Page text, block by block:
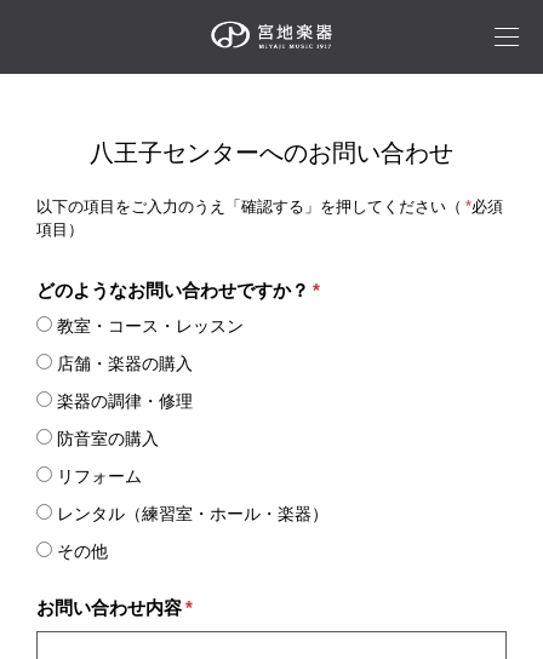
八王子センターへのお問い合わせ
以下の項目をご入力のうえ「確認する」を押してください（ *必須
項目）
どのようなお問い合わせですか？ *
教室・コース・レッスン
店舗・楽器の購入
楽器の調律・修理
防音室の購入
リフォーム
レンタル（練習室・ホール・楽器）
その他
お問い合わせ内容*